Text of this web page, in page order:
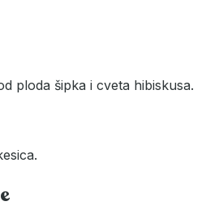
ploda šipka i cveta hibiskusa.